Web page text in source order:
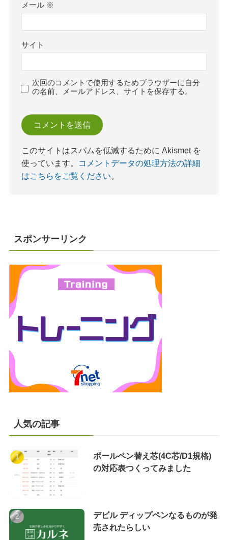
メール ※
サイト
次回のコメントで使用するためブラウザーに自分
の名前、メールアドレス、サイトを保存する。
このサイトはスパムを低減するために Akismet を
使っています。
コメントデータの処理方法の詳細
はこちらをご覧ください
スポンサーリンク
人気の記事
ボールペン替え芯(4C芯/D1規格)
の対応表つくってみました
デビル ディップペンなるものが発
売されたらしい